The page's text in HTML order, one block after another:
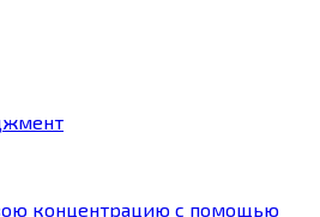
концентрацию с помощью